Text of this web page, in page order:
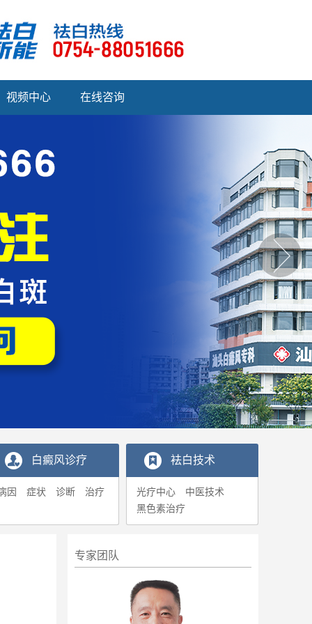
视频中心 在线咨询
白癜风诊疗
因 症状 诊断 治疗
袪白技术
光疗中心
中医技术
黑色素治疗
专家团队